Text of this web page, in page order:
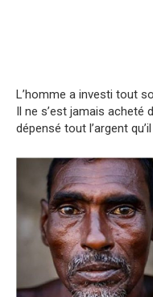
L’homme a invеsti tout
Il ne s’est jamais acheté
dépensé tout l’argent